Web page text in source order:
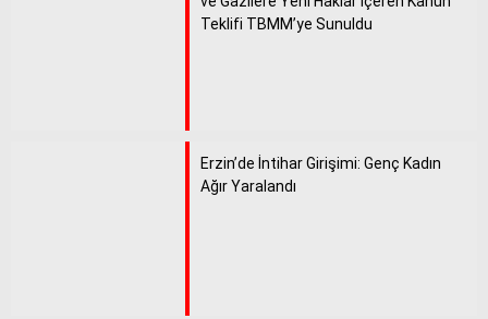
Teklifi TBMM’ye Sunuldu
Erzin’de İntihar Girişimi: Genç Kadın
Ağır Yaralandı